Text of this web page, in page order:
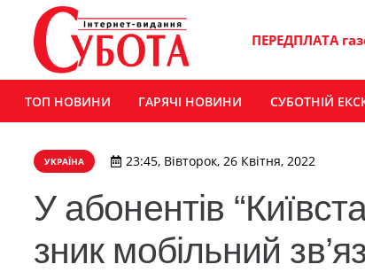
ПЕРЕДПЛАТА
ТОП НОВИНИ ГАРЯЧІ НОВИНИ СУБОТНІЙ
УКРАЇНА 23:45, Вівторок, 26 Квітня, 2022
У абонентів
зник мобільний